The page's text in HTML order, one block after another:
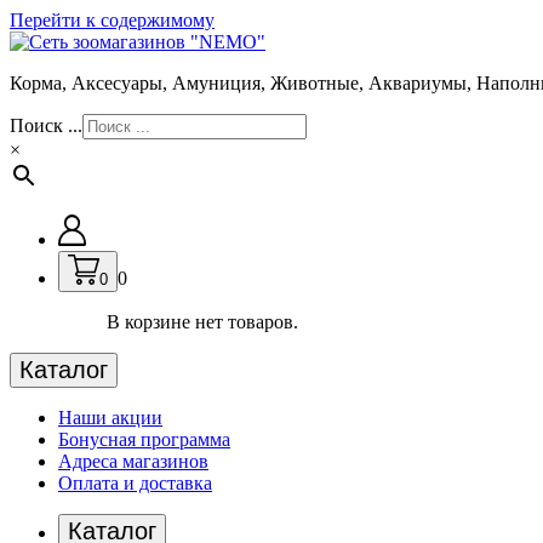
Перейти к содержимому
Корма, Аксесуары, Амуниция, Животные, Аквариумы,
Поиск ...
×
0 0
В корзине нет товаров.
Каталог
Наши акции
Бонусная программа
Адреса магазинов
Оплата и доставка
Каталог